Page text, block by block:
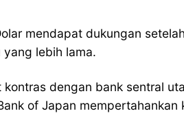
mendapat dukungan
lebih lama.
kontras dengan bank sentral
of Japan